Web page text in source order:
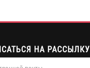
НА РАССЫЛКУ